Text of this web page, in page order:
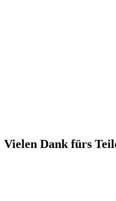
Vielen Dank fürs